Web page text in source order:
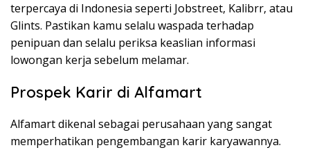
terpercaya di Indonesia seperti Jobstreet, Kalibrr, atau
Glints. Pastikan kamu selalu waspada terhadap
penipuan dan selalu periksa keaslian informasi
lowongan kerja sebelum melamar.
Prospek Karir di Alfamart
Alfamart dikenal sebagai perusahaan yang sangat
memperhatikan pengembangan karir karyawannya.